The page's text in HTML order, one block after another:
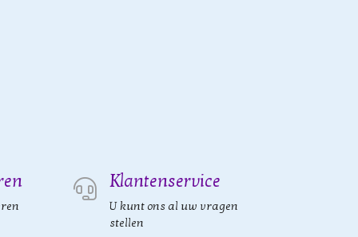
Klantenservice
U kunt ons al uw vragen
stellen